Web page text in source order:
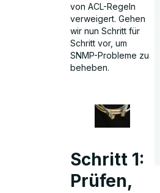
von ACL-Regeln
verweigert. Gehen
wir nun Schritt für
Schritt vor, um
SNMP-Probleme zu
beheben.
Schritt 1:
Prüfen,